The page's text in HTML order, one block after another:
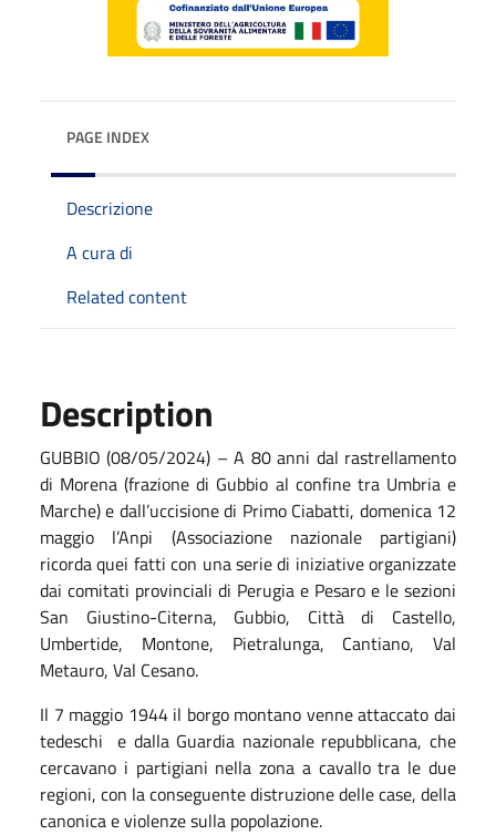
PAGE INDEX
Descrizione
A cura di
Related content
Description
GUBBIO (08/05/2024) – A 80 anni dal rastrellamento
di Morena (frazione di Gubbio al confine tra Umbria e
Marche) e dall’uccisione di Primo Ciabatti, domenica 12
maggio l’Anpi (Associazione nazionale partigiani)
ricorda quei fatti con una serie di iniziative organizzate
dai comitati provinciali di Perugia e Pesaro e le sezioni
San Giustino-Citerna, Gubbio, Città di Castello,
Umbertide, Montone, Pietralunga, Cantiano, Val
Metauro, Val Cesano.
Il 7 maggio 1944 il borgo montano venne attaccato dai
tedeschi e dalla Guardia nazionale repubblicana, che
cercavano i partigiani nella zona a cavallo tra le due
regioni, con la conseguente distruzione delle case, della
canonica e violenze sulla popolazione.